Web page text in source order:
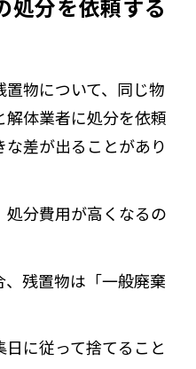
処分を依頼する
物について、同じ物
体業者に処分を依頼
差が出ることがあり
分費用が高くなるの
残置物は「一般廃棄
に従って捨てること